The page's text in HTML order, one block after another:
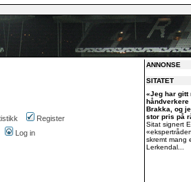
Register
Log in
ANNONSE
SITATET
«Jeg har gitt
håndverkere
Brakka, og
stor pris på
Sitat signert
skremt mang
Lerkendal...